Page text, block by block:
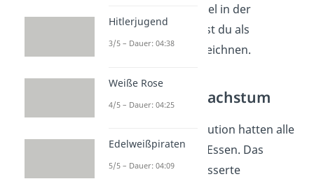
Diesen großen Wandel in der
Landwirtschaft kannst du als
Agrarrevolution
bezeichnen.
Bevölkerungswachstum
Durch die Agrarrevolution hatten alle
Menschen genug zu Essen. Das
bedeutet, dass verbesserte
Hitlerjugend
3/5 – Dauer: 04:38
Weiße Rose
4/5 – Dauer: 04:25
Edelweißpiraten
5/5 – Dauer: 04:09